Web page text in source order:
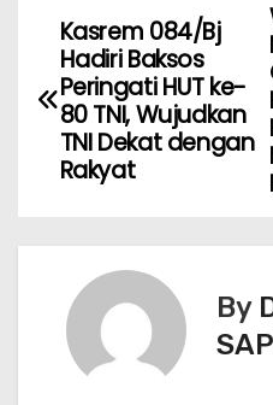
Kasrem 084/Bj
Hadiri Baksos
Peringati HUT ke-
80 TNI, Wujudkan
TNI Dekat dengan
Rakyat
By